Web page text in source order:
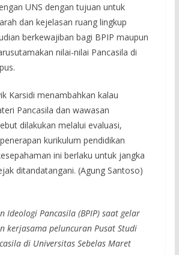
UNS dengan tujuan untuk
dan kejelasan ruang lingkup
berkewajiban bagi BPIP maupun
nilai-nilai Pancasila di
Karsidi menambahkan kalau
Pancasila dan wawasan
dilakukan melalui evaluasi,
kurikulum pendidikan
ini berlaku untuk jangka
ditandatangani. (Agung Santoso)
Ideologi Pancasila (BPIP) saat gelar
kerjasama peluncuran Pusat Studi
di Universitas Sebelas Maret